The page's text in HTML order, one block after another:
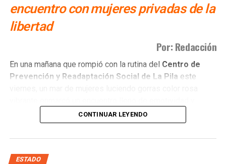
encuentro con mujeres privadas de la
libertad
Por: Redacción
​En una mañana que rompió con la rutina del Centro de
Prevención y Readaptación Social de La Pila este
invitada muy especial, la
CONTINUAR LEYENDO
ESTADO